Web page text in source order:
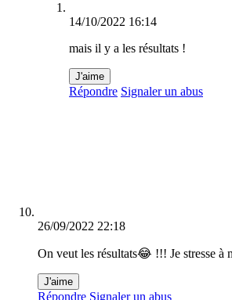
14/10/2022 16:14
mais il y a les résultats !
J'aime
Répondre Signaler un abus
26/09/2022 22:18
On veut les résultats😂 !!! Je stresse à
J'aime
Répondre Signaler un abus